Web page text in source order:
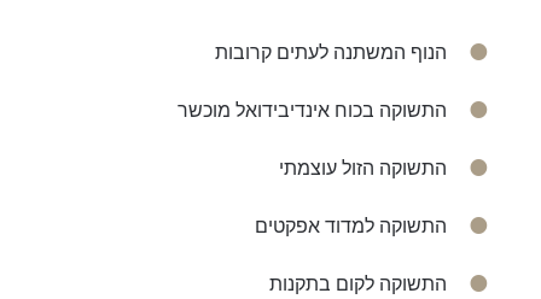
הנוף המשתנה לעתים קרובות
התשוקה בכוח אינדיבידואל מוכשר
התשוקה הזול עוצמתי
התשוקה למדוד אפקטים
התשוקה לקום בתקנות